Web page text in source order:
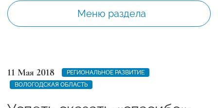
Меню раздела
11 Мая 2018
РЕГИОНАЛЬНОЕ РАЗВИТИЕ
ВОЛОГОДСКАЯ ОБЛАСТЬ